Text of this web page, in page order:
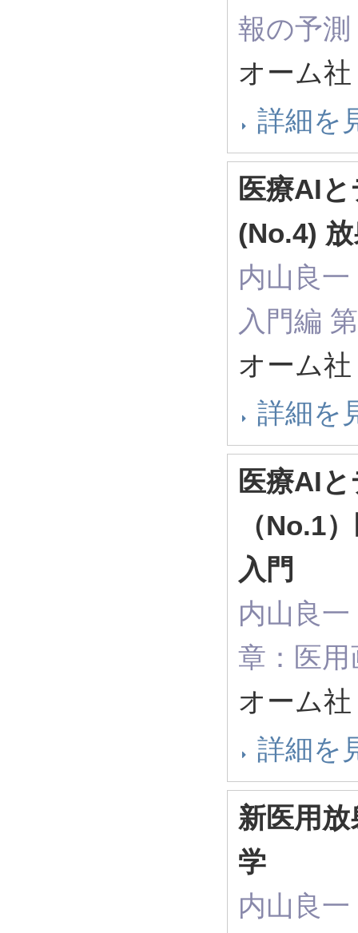
報の予測
オーム
詳細を
医療AI
(No.4)
内山良
入門編
オーム
詳細を
医療AI
（No.1
入門
内山良
章：医
オーム
詳細を
新医用
学
内山良